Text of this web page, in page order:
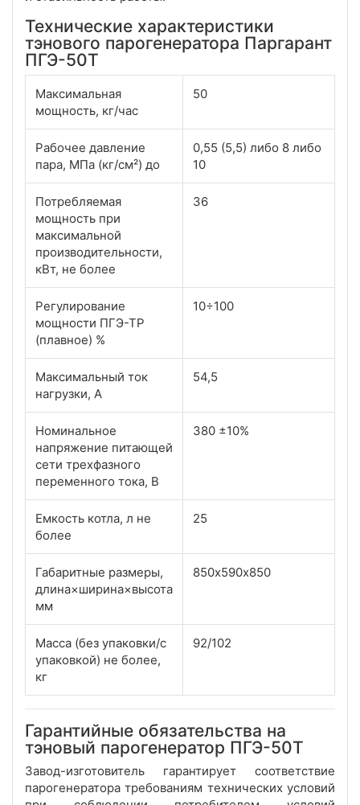
Технические характеристики
тэнового парогенератора Паргарант
ПГЭ-50Т
Максимальная
мощность, кг/час
50
Рабочее давление
пара, МПа (кг/см²) до
0,55 (5,5) либо 8 либо
10
Потребляемая
мощность при
максимальной
производительности,
кВт, не более
36
Регулирование
мощности ПГЭ-ТР
(плавное) %
10÷100
Максимальный ток
нагрузки, А
54,5
Номинальное
напряжение питающей
сети трехфазного
переменного тока, В
380 ±10%
Емкость котла, л не
более
25
Габаритные размеры,
длина×ширина×высота
мм
850х590х850
Масса (без упаковки/с
упаковкой) не более,
кг
92/102
Гарантийные обязательства на
тэновый парогенератор ПГЭ-50Т
Завод-изготовитель гарантирует соответствие
парогенератора требованиям технических условий